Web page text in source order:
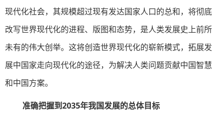
现代化社会，其规模超过现有发达国家人口的总和，将彻底
改写世界现代化的进程、版图和态势，是人类发展史上前所
未有的伟大创举。这将创造世界现代化的崭新模式，拓展发
展中国家走向现代化的途径，为解决人类问题贡献中国智慧
和中国方案。
准确把握到2035年我国发展的总体目标